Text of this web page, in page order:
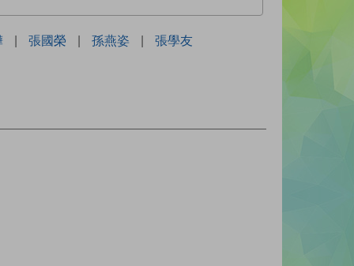
| 張國榮 | 孫燕姿 | 張學友